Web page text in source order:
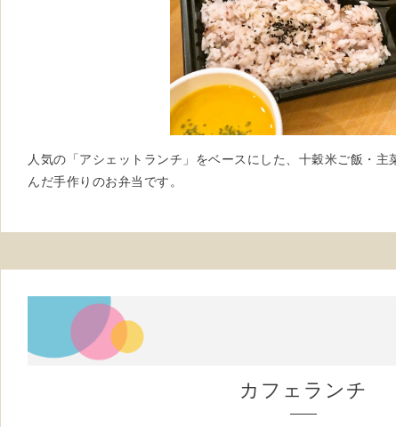
人気の「アシェットランチ」をベースにした、十穀米ご飯・主
んだ手作りのお弁当です。
カフェランチ